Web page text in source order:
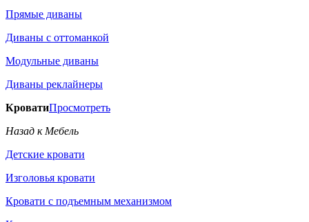
Прямые диваны
Диваны с оттоманкой
Модульные диваны
Диваны реклайнеры
КроватиПросмотреть
Назад к Мебель
Детские кровати
Изголовья кровати
Кровати с подъемным механизмом